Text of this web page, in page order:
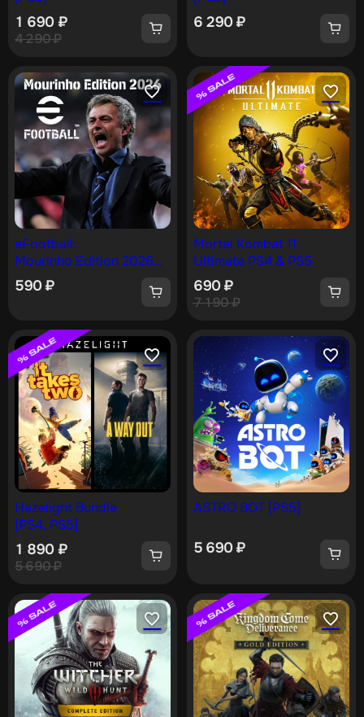
4 290₽
1 690 ₽ 6 290₽
eFootball:
Mourinho Edition 2026
[PS4, PS5]
590₽
Mortal Kombat 11
Ultimate PS4 & PS5
7 190₽
690₽
Hazelight Bundle
[PS4, PS5]
5 690₽
1 890 ₽
ASTRO BOT [PS5]
5 690₽